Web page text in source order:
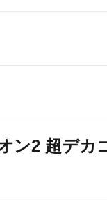
ン2 超デカ